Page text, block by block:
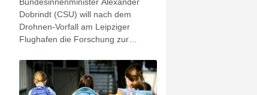
ausbremsten.
Bundesinnenminister Alexander
Dobrindt (CSU) will nach dem
Drohnen-Vorfall am Leipziger
Flughafen die Forschung zur
ausbauen. "Das Wettrüsten der
Drohnentechnologie erfordert
eigene Forschungseinheiten, um